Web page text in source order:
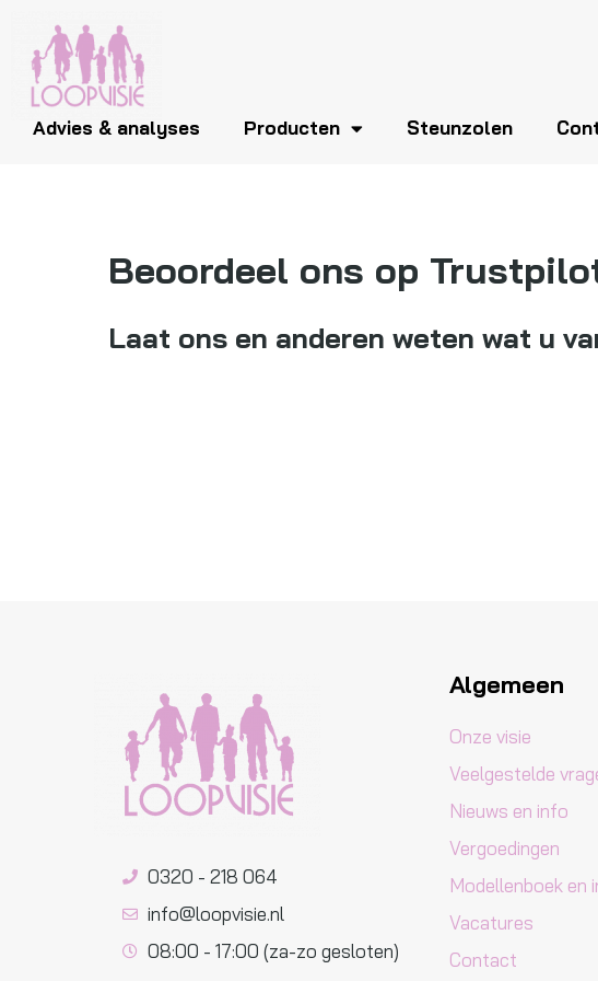
Advies & analyses Producten Steunzolen
Beoordeel ons op
Laat ons en anderen weten wat u
0320 - 218 064
info@loopvisie.nl
08:00 - 17:00 (za-zo gesloten)
Algemeen
Onze visie
Veelgestelde
Nieuws en info
Vergoedingen
Modellenboek en
Vacatures
Contact